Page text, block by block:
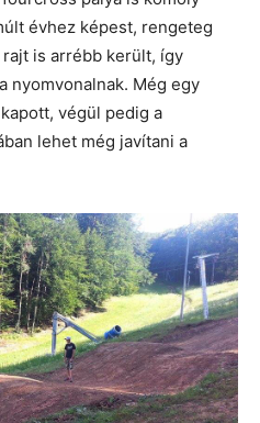
évhez képest, rengeteg
is arrébb került, így
nyomvonalnak. Még egy
végül pedig a
lehet még javítani a